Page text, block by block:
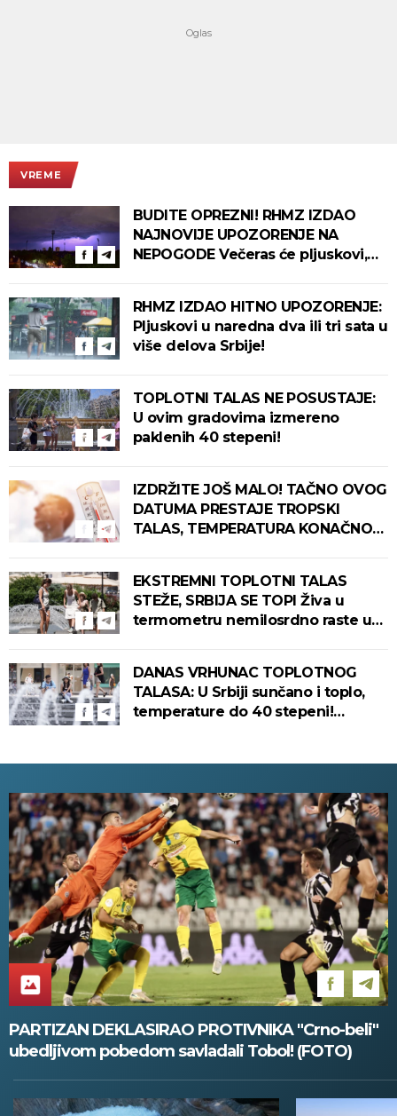
VREME
BUDITE OPREZNI! RHMZ IZDAO
NAJNOVIJE UPOZORENJE NA
NEPOGODE Večeras će pljuskovi,
RHMZ IZDAO HITNO UPOZORENJE:
Pljuskovi u naredna dva ili tri sata u
više delova Srbije!
TOPLOTNI TALAS NE POSUSTAJE:
U ovim gradovima izmereno
paklenih 40 stepeni!
IZDRŽITE JOŠ MALO! TAČNO OVOG
DATUMA PRESTAJE TROPSKI
TALAS, TEMPERATURA KONAČNO
EKSTREMNI TOPLOTNI TALAS
STEŽE, SRBIJA SE TOPI Živa u
termometru nemilosrdno raste u
DANAS VRHUNAC TOPLOTNOG
TALASA: U Srbiji sunčano i toplo,
temperature do 40 stepeni!
PARTIZAN DEKLASIRAO PROTIVNIKA "Crno-beli"
ubedljivom pobedom savladali Tobol! (FOTO)